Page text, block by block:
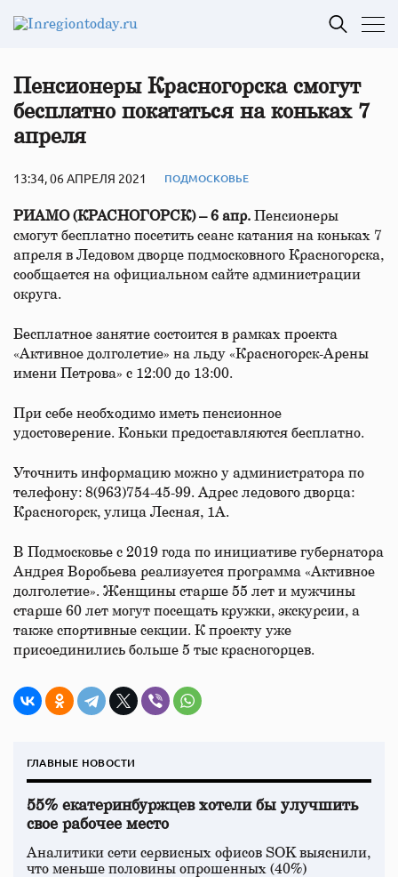
Пенсионеры Красногорска смогут
бесплатно покататься на коньках 7
апреля
13:34, 06 АПРЕЛЯ 2021 ПОДМОСКОВЬЕ
РИАМО (КРАСНОГОРСК) – 6 апр.
Пенсионеры
смогут бесплатно посетить сеанс катания на коньках 7
апреля в Ледовом дворце подмосковного Красногорска,
сообщается на официальном сайте администрации
округа.
Бесплатное занятие состоится в рамках проекта
«Активное долголетие» на льду «Красногорск-Арены
имени Петрова» с 12:00 до 13:00.
При себе необходимо иметь пенсионное
удостоверение. Коньки предоставляются бесплатно.
Уточнить информацию можно у администратора по
телефону: 8(963)754-45-99. Адрес ледового дворца:
Красногорск, улица Лесная, 1А.
В Подмосковье с 2019 года по инициативе губернатора
Андрея Воробьева реализуется программа «Активное
долголетие». Женщины старше 55 лет и мужчины
старше 60 лет могут посещать кружки, экскурсии, а
также спортивные секции. К проекту уже
присоединились больше 5 тыс красногорцев.
ГЛАВНЫЕ НОВОСТИ
55% екатеринбуржцев хотели бы улучшить
свое рабочее место
Аналитики сети сервисных офисов SOK выяснили,
что меньше половины опрошенных (40%)